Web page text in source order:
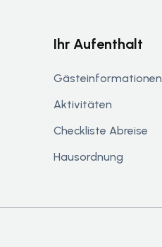
Ihr Aufenthalt
Gästeinformationen
Aktivitäten
Checkliste Abreise
Hausordnung